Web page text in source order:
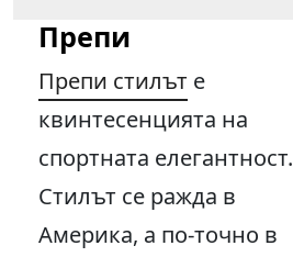
Препи
Препи стилът е
квинтесенцията на
спортната елегантност.
Стилът се ражда в
Америка, а по-точно в